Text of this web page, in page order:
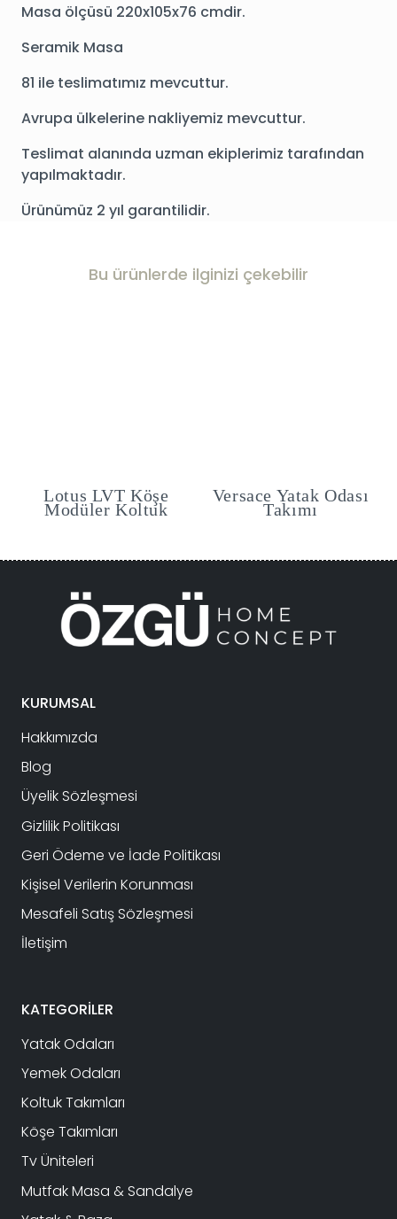
Masa ölçüsü 220x105x76 cmdir.
Seramik Masa
81 ile teslimatımız mevcuttur.
Avrupa ülkelerine nakliyemiz mevcuttur.
Teslimat alanında uzman ekiplerimiz tarafından
yapılmaktadır.
Ürünümüz 2 yıl garantilidir.
Bu ürünlerde ilginizi çekebilir
Lotus LVT Köşe
Modüler Koltuk
Versace Yatak Odası
Takımı
KURUMSAL
Hakkımızda
Blog
Üyelik Sözleşmesi
Gizlilik Politikası
Geri Ödeme ve İade Politikası
Kişisel Verilerin Korunması
Mesafeli Satış Sözleşmesi
İletişim
KATEGORİLER
Yatak Odaları
Yemek Odaları
Koltuk Takımları
Köşe Takımları
Tv Üniteleri
Mutfak Masa & Sandalye